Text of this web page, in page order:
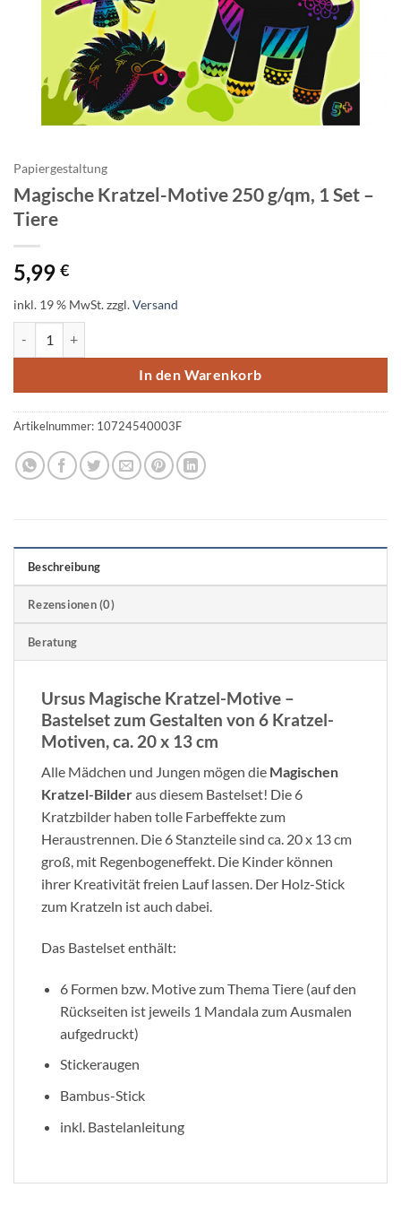
Papiergestaltung
Magische Kratzel-Motive 250 g/qm, 1 Set –
Tiere
5,99 €
inkl. 19 % MwSt.zzgl.Versand
In den Warenkorb
Artikelnummer: 10724540003F
Beschreibung
Rezensionen (0)
Beratung
Ursus Magische Kratzel-Motive –
Bastelset zum Gestalten von 6 Kratzel-
Motiven, ca. 20 x 13 cm
Alle Mädchen und Jungen mögen die Magischen
Kratzel-Bilderaus diesem Bastelset! Die 6
Kratzbilder haben tolle Farbeffekte zum
Heraustrennen. Die 6 Stanzteile sind ca. 20 x 13 cm
groß, mit Regenbogeneffekt. Die Kinder können
ihrer Kreativität freien Lauf lassen. Der Holz-Stick
zum Kratzeln ist auch dabei.
Das Bastelset enthält:
6 Formen bzw. Motive zum Thema Tiere (auf den
Rückseiten ist jeweils 1 Mandala zum Ausmalen
aufgedruckt)
Stickeraugen
Bambus-Stick
inkl. Bastelanleitung